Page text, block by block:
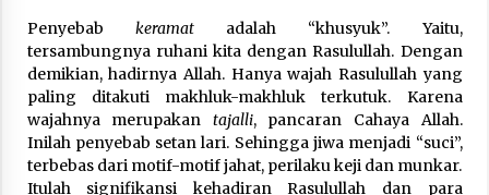
Penyebab keramatadalah “khusyuk”. Yaitu,
tersambungnya ruhani kita dengan Rasulullah. Dengan
demikian, hadirnya Allah. Hanya wajah Rasulullah yang
paling ditakuti makhluk-makhluk terkutuk. Karena
wajahnya merupakan tajalli, pancaran Cahaya Allah.
Inilah penyebab setan lari. Sehingga jiwa menjadi “suci”,
terbebas dari motif-motif jahat, perilaku keji dan munkar.
Itulah signifikansi kehadiran Rasulullah dan para